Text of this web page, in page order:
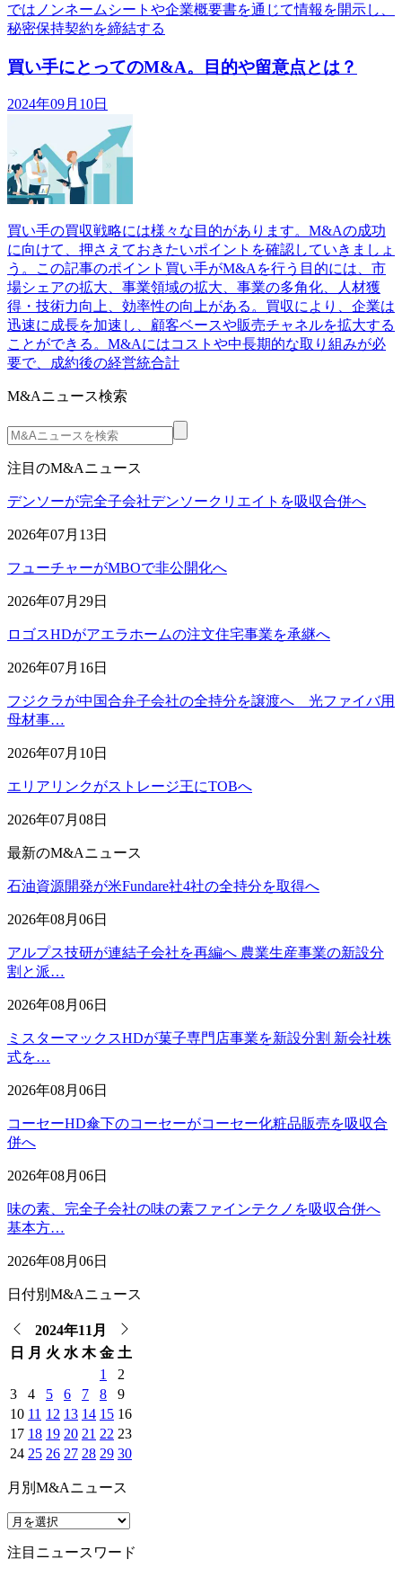
ではノンネームシートや企業概要書を通じて情報を開示し、
秘密保持契約を締結する
買い手にとってのM&A。目的や留意点とは？
2024年09月10日
買い手の買収戦略には様々な目的があります。M&Aの成功
に向けて、押さえておきたいポイントを確認していきましょ
う。この記事のポイント買い手がM&Aを行う目的には、市
場シェアの拡大、事業領域の拡大、事業の多角化、人材獲
得・技術力向上、効率性の向上がある。買収により、企業は
迅速に成長を加速し、顧客ベースや販売チャネルを拡大する
ことができる。M&Aにはコストや中長期的な取り組みが必
要で、成約後の経営統合計
M&Aニュース検索
注目のM&Aニュース
デンソーが完全子会社デンソークリエイトを吸収合併へ
2026年07月13日
フューチャーがMBOで非公開化へ
2026年07月29日
ロゴスHDがアエラホームの注文住宅事業を承継へ
2026年07月16日
フジクラが中国合弁子会社の全持分を譲渡へ 光ファイバ用
母材事…
2026年07月10日
エリアリンクがストレージ王にTOBへ
2026年07月08日
最新のM&Aニュース
石油資源開発が米Fundare社4社の全持分を取得へ
2026年08月06日
アルプス技研が連結子会社を再編へ 農業生産事業の新設分
割と派…
2026年08月06日
ミスターマックスHDが菓子専門店事業を新設分割 新会社株
式を…
2026年08月06日
コーセーHD傘下のコーセーがコーセー化粧品販売を吸収合
併へ
2026年08月06日
味の素、完全子会社の味の素ファインテクノを吸収合併へ
基本方…
2026年08月06日
日付別M&Aニュース
2024年11月
日
月 火 水 木 金 土
1
2
3
4 5 6 7 8
9
10 11 12 13 14 15 16
17 18 19 20 21 22 23
24 25 26 27 28 29 30
月別M&Aニュース
注目ニュースワード